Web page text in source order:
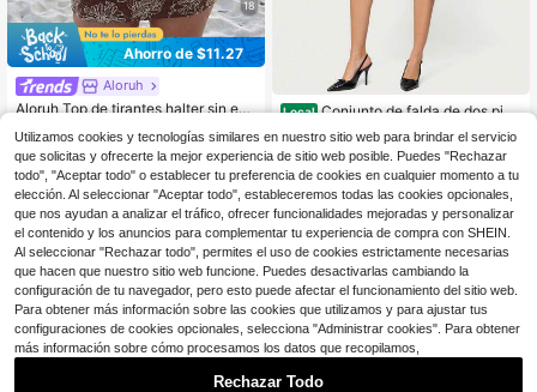
18
Ahorro de $11.27
Aloruh
Aloruh Top de tirantes halter sin esp
n + minifalda corta de lentejuelas p
ara festival de música
$10.72 -51%
Local Conjunto de falda de dos piez
con recortes y fruncidos en el frent
e, y falda mini de cintura baja, para
salir
$17.48 -41%
Utilizamos cookies y tecnologías similares en nuestro sitio web para brindar el servicio
que solicitas y ofrecerte la mejor experiencia de sitio web posible. Puedes "Rechazar
todo", "Aceptar todo" o establecer tu preferencia de cookies en cualquier momento a tu
elección. Al seleccionar "Aceptar todo", estableceremos todas las cookies opcionales,
que nos ayudan a analizar el tráfico, ofrecer funcionalidades mejoradas y personalizar
el contenido y los anuncios para complementar tu experiencia de compra con SHEIN.
Al seleccionar "Rechazar todo", permites el uso de cookies estrictamente necesarias
que hacen que nuestro sitio web funcione. Puedes desactivarlas cambiando la
configuración de tu navegador, pero esto puede afectar el funcionamiento del sitio web.
Para obtener más información sobre las cookies que utilizamos y para ajustar tus
configuraciones de cookies opcionales, selecciona "Administrar cookies". Para obtener
más información sobre cómo procesamos los datos que recopilamos,
Rechazar Todo